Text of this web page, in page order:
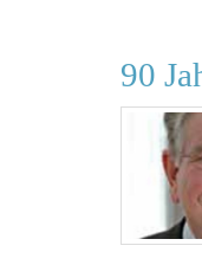
90